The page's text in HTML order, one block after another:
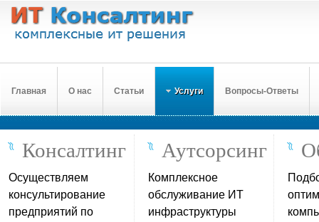
Главная О нас Статьи Услуги Вопросы-Ответы
Консалтинг
Осуществляем
консультирование
предприятий по
Аутсорсинг
Комплексное
обслуживание ИТ
инфраструктуры